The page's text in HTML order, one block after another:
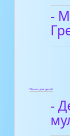
-
Песни для детей
-